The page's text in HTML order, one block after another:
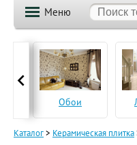
Меню
Обои
Каталог> Керамическая плитка